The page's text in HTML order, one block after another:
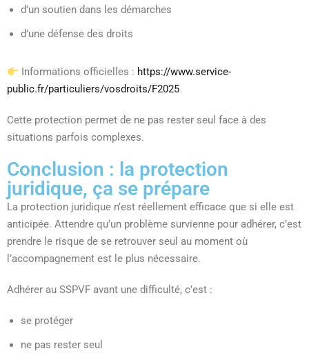
d’un soutien dans les démarches
d’une défense des droits
Informations officielles : https://www.service-
public.fr/particuliers/vosdroits/F2025
Cette protection permet de ne pas rester seul face à des
situations parfois complexes.
Conclusion : la protection
juridique, ça se prépare
La protection juridique n’est réellement efficace que si elle est
anticipée. Attendre qu’un problème survienne pour adhérer, c’est
prendre le risque de se retrouver seul au moment où
l’accompagnement est le plus nécessaire.
Adhérer au SSPVF avant une difficulté, c’est :
se protéger
ne pas rester seul